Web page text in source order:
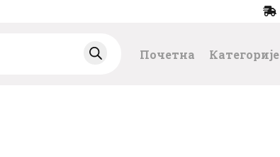
Почетна Категорије
КАТЕГОРИЈЕ